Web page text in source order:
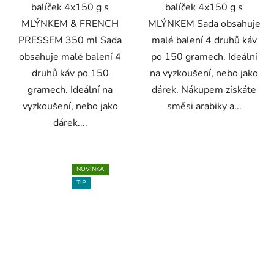
balíček 4x150 g s
MLÝNKEM & FRENCH
PRESSEM 350 ml Sada
obsahuje malé balení 4
druhů káv po 150
gramech. Ideální na
vyzkoušení, nebo jako
dárek....
balíček 4x150 g s
MLÝNKEM Sada obsahuje
malé balení 4 druhů káv
po 150 gramech. Ideální
na vyzkoušení, nebo jako
dárek. Nákupem získáte
směsi arabiky a...
NOVINKA
TIP